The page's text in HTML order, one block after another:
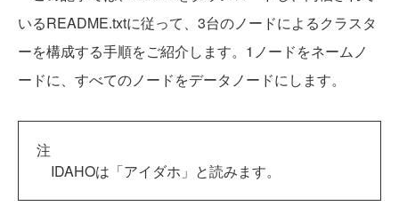
いるREADME.txtに従って、3台のノードによるクラスタ
ーを構成する手順をご紹介します。1ノードをネームノ
ードに、すべてのノードをデータノードにします。
注
IDAHOは「アイダホ」と読みます。